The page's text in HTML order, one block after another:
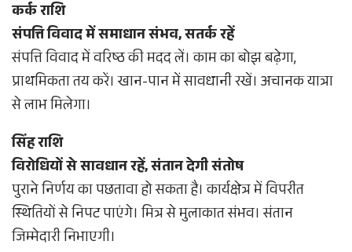
कर्क राशि
संपत्ति विवाद में समाधान संभव, सतर्क रहें
संपत्ति विवाद में वरिष्ठ की मदद लें। काम का बोझ बढ़ेगा,
प्राथमिकता तय करें। खान-पान में सावधानी रखें। अचानक यात्रा
से लाभ मिलेगा।
सिंह राशि
विरोधियों से सावधान रहें, संतान देगी संतोष
पुराने निर्णय का पछतावा हो सकता है। कार्यक्षेत्र में विपरीत
स्थितियों से निपट पाएंगे। मित्र से मुलाकात संभव। संतान
जिम्मेदारी निभाएगी।